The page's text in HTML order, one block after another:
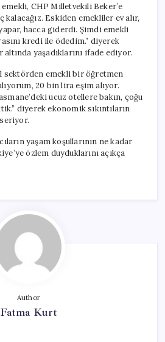
emekli, CHP Milletvekili Beker’e
kalacağız. Eskiden emekliler ev alır,
hacca giderdi. Şimdi emekli
kredi ile ödedim.” diyerek
yaşadıklarını ifade ediyor.
sektörden emekli bir öğretmen
20 bin lira eşim alıyor.
ucuz otellere bakın, çoğu
diyerek ekonomik sıkıntıların
yaşam koşullarının ne kadar
özlem duyduklarını açıkça
Author
Fatma Kurt